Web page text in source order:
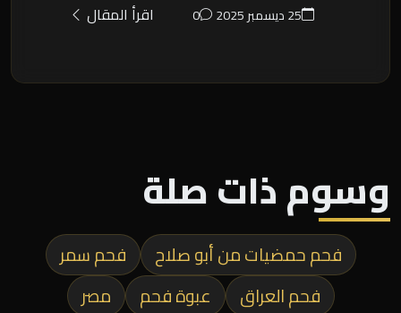
25 ديسمبر 2025 0 اقرأ المقال
وسوم ذات صلة
فحم حمضيات من أبو صلاح
فحم سمر
فحم العراق
عبوة فحم
مصر